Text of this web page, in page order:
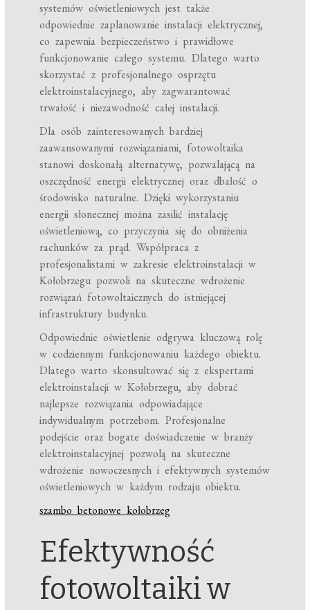
systemów oświetleniowych jest także
odpowiednie zaplanowanie instalacji elektrycznej,
co zapewnia bezpieczeństwo i prawidłowe
funkcjonowanie całego systemu. Dlatego warto
skorzystać z profesjonalnego osprzętu
elektroinstalacyjnego, aby zagwarantować
trwałość i niezawodność całej instalacji.
Dla osób zainteresowanych bardziej
zaawansowanymi rozwiązaniami, fotowoltaika
stanowi doskonałą alternatywę, pozwalającą na
oszczędność energii elektrycznej oraz dbałość o
środowisko naturalne. Dzięki wykorzystaniu
energii słonecznej można zasilić instalację
oświetleniową, co przyczynia się do obniżenia
rachunków za prąd. Współpraca z
profesjonalistami w zakresie elektroinstalacji w
Kołobrzegu pozwoli na skuteczne wdrożenie
rozwiązań fotowoltaicznych do istniejącej
infrastruktury budynku.
Odpowiednie oświetlenie odgrywa kluczową rolę
w codziennym funkcjonowaniu każdego obiektu.
Dlatego warto skonsultować się z ekspertami
elektroinstalacji w Kołobrzegu, aby dobrać
najlepsze rozwiązania odpowiadające
indywidualnym potrzebom. Profesjonalne
podejście oraz bogate doświadczenie w branży
elektroinstalacyjnej pozwolą na skuteczne
wdrożenie nowoczesnych i efektywnych systemów
oświetleniowych w każdym rodzaju obiektu.
szambo betonowe kołobrzeg
Efektywność
fotowoltaiki w